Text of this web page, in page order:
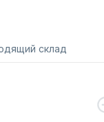
склад